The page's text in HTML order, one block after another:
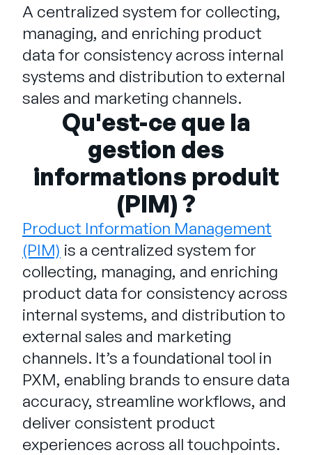
Entreprise
Contactez notre équipe
commerciale
AIDESE CONNECTER
English
German
Français
Português
A centralized system for collecting,
managing, and enriching product
data for consistency across internal
systems and distribution to external
sales and marketing channels.
Qu'est-ce que la
gestion des
informations produit
(PIM) ?
Product Information Management
(PIM) is a centralized system for
collecting, managing, and enriching
product data for consistency across
internal systems, and distribution to
external sales and marketing
channels. It’s a foundational tool in
PXM, enabling brands to ensure data
accuracy, streamline workflows, and
deliver consistent product
experiences across all touchpoints.